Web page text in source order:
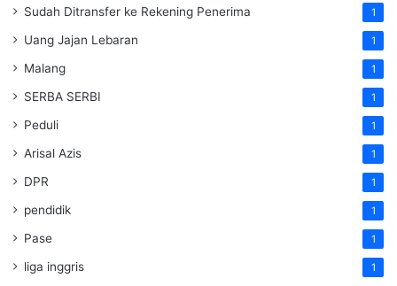
Sudah Ditransfer ke Rekening Penerima 1
Uang Jajan Lebaran 1
Malang 1
SERBA SERBI 1
Peduli 1
Arisal Azis 1
DPR 1
pendidik 1
Pase 1
liga inggris 1